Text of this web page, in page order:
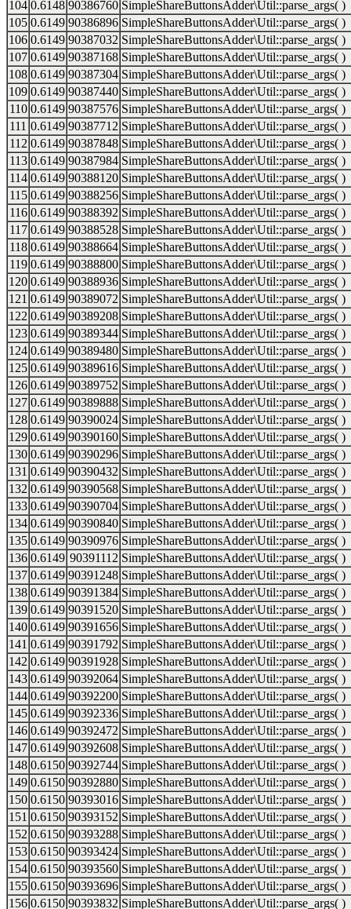
104 0.6148 90386760 SimpleShareButtonsAdder\Util::parse_args( )
105 0.6149 90386896 SimpleShareButtonsAdder\Util::parse_args( )
106 0.6149 90387032 SimpleShareButtonsAdder\Util::parse_args( )
107 0.6149 90387168 SimpleShareButtonsAdder\Util::parse_args( )
108 0.6149 90387304 SimpleShareButtonsAdder\Util::parse_args( )
109 0.6149 90387440 SimpleShareButtonsAdder\Util::parse_args( )
110 0.6149 90387576 SimpleShareButtonsAdder\Util::parse_args( )
111 0.6149 90387712 SimpleShareButtonsAdder\Util::parse_args( )
112 0.6149 90387848 SimpleShareButtonsAdder\Util::parse_args( )
113 0.6149 90387984 SimpleShareButtonsAdder\Util::parse_args( )
114 0.6149 90388120 SimpleShareButtonsAdder\Util::parse_args( )
115 0.6149 90388256 SimpleShareButtonsAdder\Util::parse_args( )
116 0.6149 90388392 SimpleShareButtonsAdder\Util::parse_args( )
117 0.6149 90388528 SimpleShareButtonsAdder\Util::parse_args( )
118 0.6149 90388664 SimpleShareButtonsAdder\Util::parse_args( )
119 0.6149 90388800 SimpleShareButtonsAdder\Util::parse_args( )
120 0.6149 90388936 SimpleShareButtonsAdder\Util::parse_args( )
121 0.6149 90389072 SimpleShareButtonsAdder\Util::parse_args( )
122 0.6149 90389208 SimpleShareButtonsAdder\Util::parse_args( )
123 0.6149 90389344 SimpleShareButtonsAdder\Util::parse_args( )
124 0.6149 90389480 SimpleShareButtonsAdder\Util::parse_args( )
125 0.6149 90389616 SimpleShareButtonsAdder\Util::parse_args( )
126 0.6149 90389752 SimpleShareButtonsAdder\Util::parse_args( )
127 0.6149 90389888 SimpleShareButtonsAdder\Util::parse_args( )
128 0.6149 90390024 SimpleShareButtonsAdder\Util::parse_args( )
129 0.6149 90390160 SimpleShareButtonsAdder\Util::parse_args( )
130 0.6149 90390296 SimpleShareButtonsAdder\Util::parse_args( )
131 0.6149 90390432 SimpleShareButtonsAdder\Util::parse_args( )
132 0.6149 90390568 SimpleShareButtonsAdder\Util::parse_args( )
133 0.6149 90390704 SimpleShareButtonsAdder\Util::parse_args( )
134 0.6149 90390840 SimpleShareButtonsAdder\Util::parse_args( )
135 0.6149 90390976 SimpleShareButtonsAdder\Util::parse_args( )
136 0.6149 90391112 SimpleShareButtonsAdder\Util::parse_args( )
137 0.6149 90391248 SimpleShareButtonsAdder\Util::parse_args( )
138 0.6149 90391384 SimpleShareButtonsAdder\Util::parse_args( )
139 0.6149 90391520 SimpleShareButtonsAdder\Util::parse_args( )
140 0.6149 90391656 SimpleShareButtonsAdder\Util::parse_args( )
141 0.6149 90391792 SimpleShareButtonsAdder\Util::parse_args( )
142 0.6149 90391928 SimpleShareButtonsAdder\Util::parse_args( )
143 0.6149 90392064 SimpleShareButtonsAdder\Util::parse_args( )
144 0.6149 90392200 SimpleShareButtonsAdder\Util::parse_args( )
145 0.6149 90392336 SimpleShareButtonsAdder\Util::parse_args( )
146 0.6149 90392472 SimpleShareButtonsAdder\Util::parse_args( )
147 0.6149 90392608 SimpleShareButtonsAdder\Util::parse_args( )
148 0.6150 90392744 SimpleShareButtonsAdder\Util::parse_args( )
149 0.6150 90392880 SimpleShareButtonsAdder\Util::parse_args( )
150 0.6150 90393016 SimpleShareButtonsAdder\Util::parse_args( )
151 0.6150 90393152 SimpleShareButtonsAdder\Util::parse_args( )
152 0.6150 90393288 SimpleShareButtonsAdder\Util::parse_args( )
153 0.6150 90393424 SimpleShareButtonsAdder\Util::parse_args( )
154 0.6150 90393560 SimpleShareButtonsAdder\Util::parse_args( )
155 0.6150 90393696 SimpleShareButtonsAdder\Util::parse_args( )
156 0.6150 90393832 SimpleShareButtonsAdder\Util::parse_args( )